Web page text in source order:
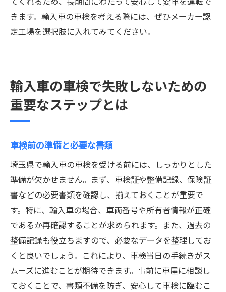
きます。輸入車の車検を考える際には、ぜひメーカー認
定工場を選択肢に入れてみてください。
輸入車の車検で失敗しないための
重要なステップとは
車検前の準備と必要な書類
埼玉県で輸入車の車検を受ける前には、しっかりとした
準備が欠かせません。まず、車検証や整備記録、保険証
書などの必要書類を確認し、揃えておくことが重要で
す。特に、輸入車の場合、車両番号や所有者情報が正確
であるか再確認することが求められます。また、過去の
整備記録も役立ちますので、必要なデータを整理してお
くと良いでしょう。これにより、車検当日の手続きがス
ムーズに進むことが期待できます。事前に車屋に相談し
ておくことで、書類不備を防ぎ、安心して車検に臨むこ